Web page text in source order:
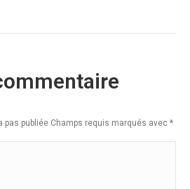
pas publiée Champs requis marqués avec *